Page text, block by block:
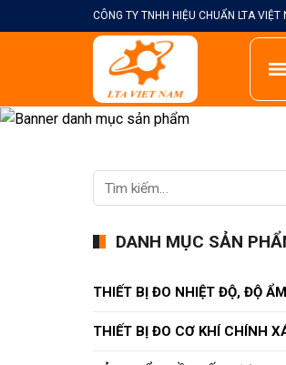
to
CÔNG TY TNHH HIỆU CHUẨN LTA VIỆT
DANH MỤC SẢN
THIẾT BỊ ĐO NHIỆT ĐỘ, ĐỘ ẨM
THIẾT BỊ ĐO CƠ KHÍ CHÍNH